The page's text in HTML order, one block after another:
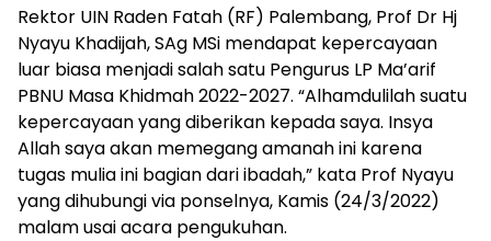
Rektor UIN Raden Fatah (RF) Palembang, Prof Dr Hj
Nyayu Khadijah, SAg MSi mendapat kepercayaan
luar biasa menjadi salah satu Pengurus LP Ma’arif
PBNU Masa Khidmah 2022-2027. “Alhamdulilah suatu
kepercayaan yang diberikan kepada saya. Insya
Allah saya akan memegang amanah ini karena
tugas mulia ini bagian dari ibadah,” kata Prof Nyayu
yang dihubungi via ponselnya, Kamis (24/3/2022)
malam usai acara pengukuhan.